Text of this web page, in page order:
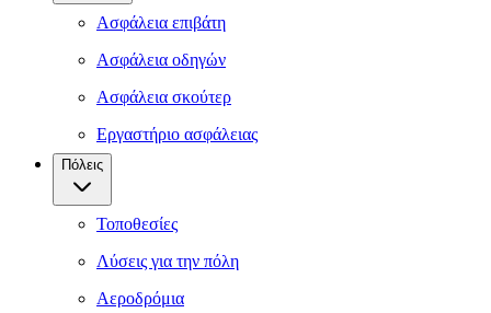
Ασφάλεια επιβάτη
Ασφάλεια οδηγών
Ασφάλεια σκούτερ
Εργαστήριο ασφάλειας
Πόλεις
Τοποθεσίες
Λύσεις για την πόλη
Αεροδρόμια